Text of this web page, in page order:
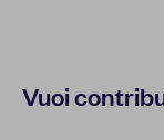
Vuoi